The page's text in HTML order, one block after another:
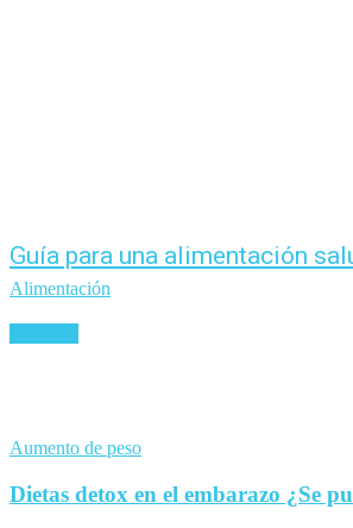
Guía para una alimentación
Alimentación
Aumento de peso
Dietas detox en el embarazo ¿Se